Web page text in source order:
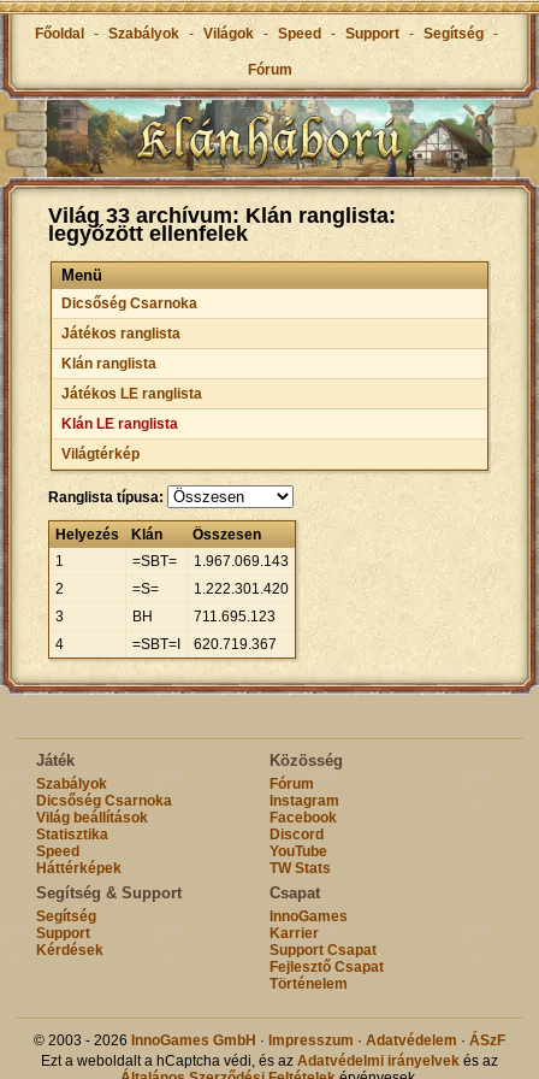
Főoldal - Szabályok - Világok - Speed - Support - Segítség -
Fórum
Világ 33 archívum: Klán ranglista:
legyőzött ellenfelek
Menü
Dicsőség Csarnoka
Játékos ranglista
Klán ranglista
Játékos LE ranglista
Klán LE ranglista
Világtérkép
Ranglista típusa:
Helyezés Klán
Összesen
1
=SBT= 1.967.069.143
2
=S= 1.222.301.420
3
BH 711.695.123
4
=SBT=I 620.719.367
Játék
Szabályok
Dicsőség Csarnoka
Világ beállítások
Statisztika
Speed
Háttérképek
Közösség
Fórum
Instagram
Facebook
Discord
YouTube
TW Stats
Segítség & Support
Segítség
Support
Kérdések
Csapat
InnoGames
Karrier
Support Csapat
Fejlesztő Csapat
Történelem
© 2003 - 2026 InnoGames GmbH · Impresszum · Adatvédelem · ÁSzF
Ezt a weboldalt a hCaptcha védi, és az Adatvédelmi irányelvekés az